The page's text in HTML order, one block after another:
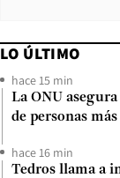
LO ÚLTIMO
hace 15 min
La ONU
de personas
hace 16 min
Tedros llama a